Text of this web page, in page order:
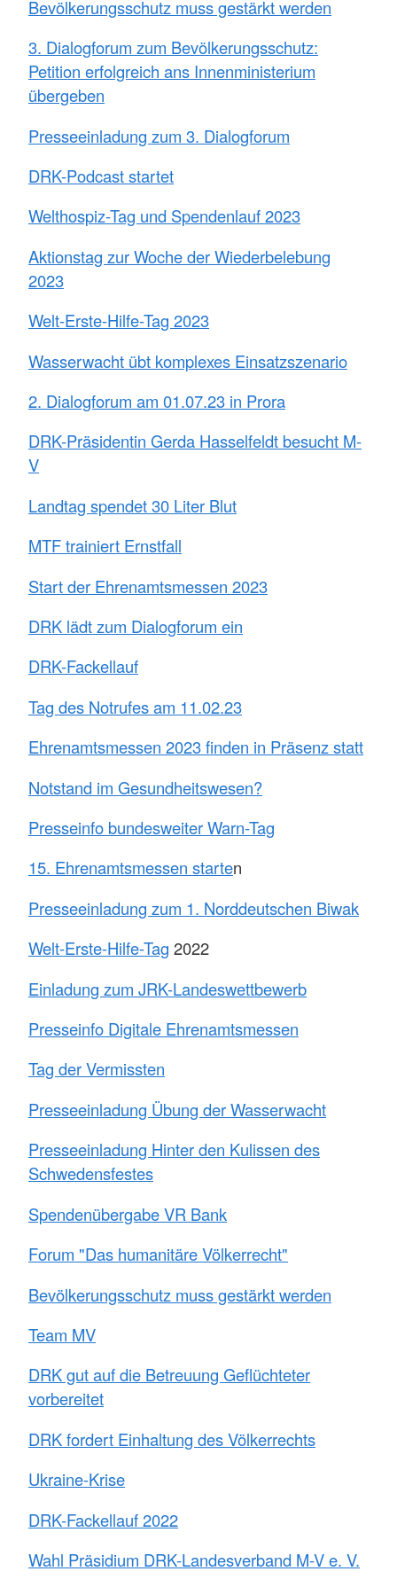
Bevölkerungsschutz muss gestärkt werden
3. Dialogforum zum Bevölkerungsschutz:
Petition erfolgreich ans Innenministerium
übergeben
Presseeinladung zum 3. Dialogforum
DRK-Podcast startet
Welthospiz-Tag und Spendenlauf 2023
Aktionstag zur Woche der Wiederbelebung
2023
Welt-Erste-Hilfe-Tag 2023
Wasserwacht übt komplexes Einsatzszenario
2. Dialogforum am 01.07.23 in Prora
DRK-Präsidentin Gerda Hasselfeldt besucht M-
V
Landtag spendet 30 Liter Blut
MTF trainiert Ernstfall
Start der Ehrenamtsmessen 2023
DRK lädt zum Dialogforum ein
DRK-Fackellauf
Tag des Notrufes am 11.02.23
Ehrenamtsmessen 2023 finden in Präsenz statt
Notstand im Gesundheitswesen?
Presseinfo bundesweiter Warn-Tag
15. Ehrenamtsmessen starten
Presseeinladung zum 1. Norddeutschen Biwak
Welt-Erste-Hilfe-Tag 2022
Einladung zum JRK-Landeswettbewerb
Presseinfo Digitale Ehrenamtsmessen
Tag der Vermissten
Presseeinladung Übung der Wasserwacht
Presseeinladung Hinter den Kulissen des
Schwedensfestes
Spendenübergabe VR Bank
Forum "Das humanitäre Völkerrecht"
Bevölkerungsschutz muss gestärkt werden
Team MV
DRK gut auf die Betreuung Geflüchteter
vorbereitet
DRK fordert Einhaltung des Völkerrechts
Ukraine-Krise
DRK-Fackellauf 2022
Wahl Präsidium DRK-Landesverband M-V e. V.